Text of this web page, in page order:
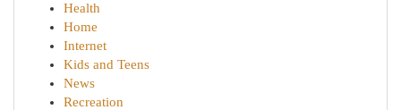
Health
Home
Internet
Kids and Teens
News
Recreation